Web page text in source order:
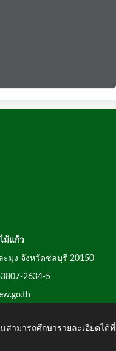
ม้แก้ว
ะมุง จังหวัดชลบุรี 20150
2634-5
ามารถศึกษารายละเอียดได้ที่